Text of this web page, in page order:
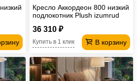
Кресло Аккордеон 800 низкий
подлокотник Plush izumrud
36 310 ₽
В корзину
Купить в 1 клик